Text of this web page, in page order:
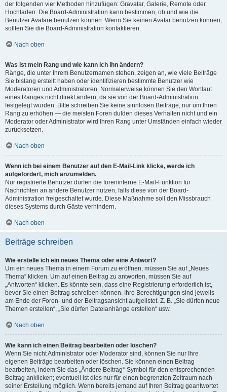
der folgenden vier Methoden hinzufügen: Gravatar, Galerie, Remote oder
Hochladen. Die Board-Administration kann bestimmen, ob und wie die
Benutzer Avatare benutzen können. Wenn Sie keinen Avatar benutzen können,
sollten Sie die Board-Administration kontaktieren.
Nach oben
Was ist mein Rang und wie kann ich ihn ändern?
Ränge, die unter Ihrem Benutzernamen stehen, zeigen an, wie viele Beiträge
Sie bislang erstellt haben oder identifizieren bestimmte Benutzer wie
Moderatoren und Administratoren. Normalerweise können Sie den Wortlaut
eines Ranges nicht direkt ändern, da sie von der Board-Administration
festgelegt wurden. Bitte schreiben Sie keine sinnlosen Beiträge, nur um Ihren
Rang zu erhöhen — die meisten Foren dulden dieses Verhalten nicht und ein
Moderator oder Administrator wird Ihren Rang unter Umständen einfach wieder
zurücksetzen.
Nach oben
Wenn ich bei einem Benutzer auf den E-Mail-Link klicke, werde ich
aufgefordert, mich anzumelden.
Nur registrierte Benutzer dürfen die foreninterne E-Mail-Funktion für
Nachrichten an andere Benutzer nutzen, falls diese von der Board-
Administration freigeschaltet wurde. Diese Maßnahme soll den Missbrauch
dieses Systems durch Gäste verhindern.
Nach oben
Beiträge schreiben
Wie erstelle ich ein neues Thema oder eine Antwort?
Um ein neues Thema in einem Forum zu eröffnen, müssen Sie auf „Neues
Thema“ klicken. Um auf einen Beitrag zu antworten, müssen Sie auf
„Antworten“ klicken. Es könnte sein, dass eine Registrierung erforderlich ist,
bevor Sie einen Beitrag schreiben können. Ihre Berechtigungen sind jeweils
am Ende der Foren- und der Beitragsansicht aufgelistet. Z. B. „Sie dürfen neue
Themen erstellen“, „Sie dürfen Dateianhänge erstellen“ usw.
Nach oben
Wie kann ich einen Beitrag bearbeiten oder löschen?
Wenn Sie nicht Administrator oder Moderator sind, können Sie nur Ihre
eigenen Beiträge bearbeiten oder löschen. Sie können einen Beitrag
bearbeiten, indem Sie das „Ändere Beitrag“-Symbol für den entsprechenden
Beitrag anklicken; eventuell ist dies nur für einen begrenzten Zeitraum nach
seiner Erstellung möglich. Wenn bereits jemand auf Ihren Beitrag geantwortet